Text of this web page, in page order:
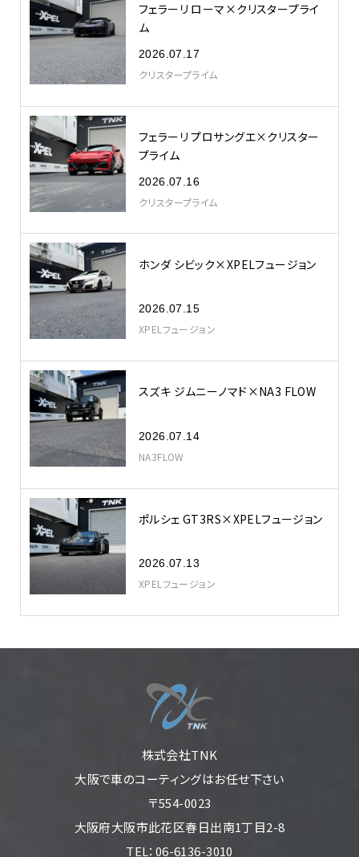
フェラーリ ローマ×クリスタープライ
ム
2026.07.17
クリスタープライム
フェラーリ プロサングエ×クリスター
プライム
2026.07.16
クリスタープライム
ホンダ シビック×XPELフュージョン
2026.07.15
XPELフュージョン
スズキ ジムニーノマド×NA3 FLOW
2026.07.14
NA3FLOW
ポルシェ GT3RS×XPELフュージョン
2026.07.13
XPELフュージョン
株式会社TNK
大阪で車のコーティングはお任せ下さい
〒554-0023
大阪府大阪市此花区春日出南1丁目2-8
TEL：06-6136-3010